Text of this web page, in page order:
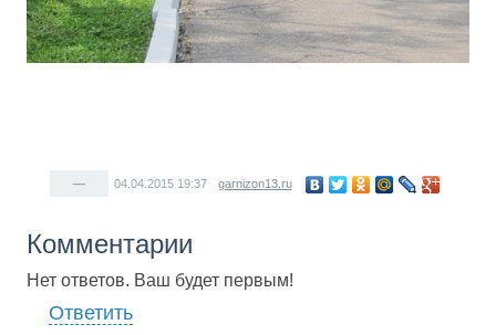
— 04.04.2015 19:37 garnizon13.ru
Комментарии
Нет ответов. Ваш будет первым!
Ответить